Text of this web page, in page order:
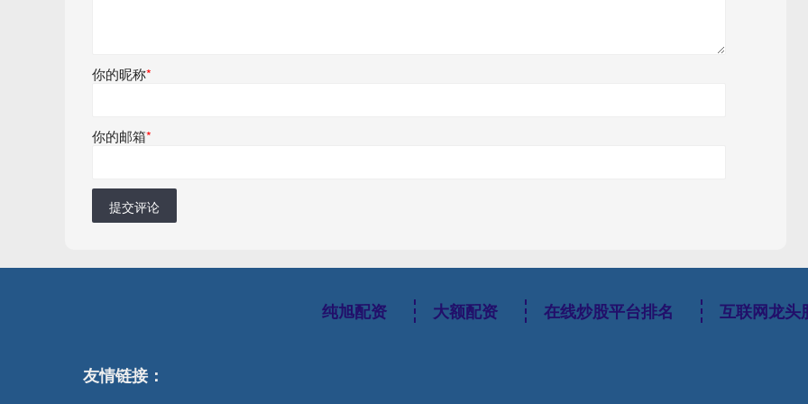
你的昵称*
你的邮箱*
提交评论
纯旭配资 大额配资 在线炒股平台排名 互联网龙头
友情链接：